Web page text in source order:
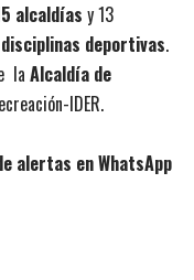
alcaldías y 13
deportivas.
la Alcaldía de
IDER.
alertas en WhatsApp